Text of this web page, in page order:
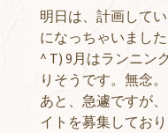
明日は、計画して
になっちゃいまし
^ T) 9月はランニン
りそうです。無念
あと、急遽ですが
イトを募集してお